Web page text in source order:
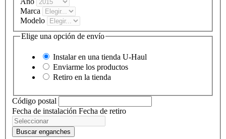
Marca
Modelo
Elige una opción de envío
Instalar en una tienda U-Haul
Enviarme los productos
Retiro en la tienda
Código postal
Fecha de instalación Fecha de retiro
Buscar enganches